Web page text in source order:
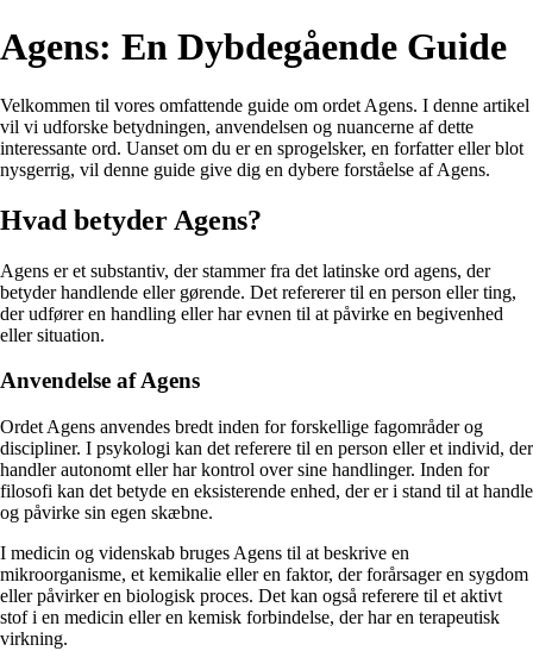
Agens: En Dybdegående Guide
Velkommen til vores omfattende guide om ordet Agens. I denne artikel
vil vi udforske betydningen, anvendelsen og nuancerne af dette
interessante ord. Uanset om du er en sprogelsker, en forfatter eller blot
nysgerrig, vil denne guide give dig en dybere forståelse af Agens.
Hvad betyder Agens?
Agens er et substantiv, der stammer fra det latinske ord agens, der
betyder handlende eller gørende. Det refererer til en person eller ting,
der udfører en handling eller har evnen til at påvirke en begivenhed
eller situation.
Anvendelse af Agens
Ordet Agens anvendes bredt inden for forskellige fagområder og
discipliner. I psykologi kan det referere til en person eller et individ, der
handler autonomt eller har kontrol over sine handlinger. Inden for
filosofi kan det betyde en eksisterende enhed, der er i stand til at handle
og påvirke sin egen skæbne.
I medicin og videnskab bruges Agens til at beskrive en
mikroorganisme, et kemikalie eller en faktor, der forårsager en sygdom
eller påvirker en biologisk proces. Det kan også referere til et aktivt
stof i en medicin eller en kemisk forbindelse, der har en terapeutisk
virkning.